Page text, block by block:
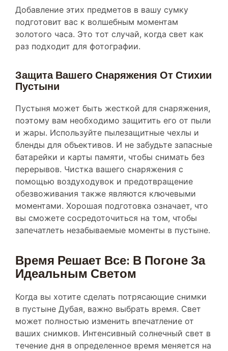
подготовит вас к волшебным моментам
золотого часа. Это тот случай, когда свет как
раз подходит для фотографии.
Пустыни
поэтому вам необходимо защитить его от пыли
и жары. Используйте пылезащитные чехлы и
бленды для объективов. И не забудьте запасные
батарейки и карты памяти, чтобы снимать без
перерывов. Чистка вашего снаряжения с
помощью воздуходувок и предотвращение
обезвоживания также являются ключевыми
моментами. Хорошая подготовка означает, что
вы сможете сосредоточиться на том, чтобы
запечатлеть незабываемые моменты в пустыне.
Идеальным Светом
в пустыне Дубая, важно выбрать время. Свет
может полностью изменить впечатление от
ваших снимков. Интенсивный солнечный свет в
течение дня в определенное время меняется на
более мягкое свечение. Чтобы получить лучшие